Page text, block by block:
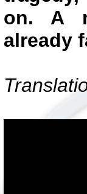
on. A
already